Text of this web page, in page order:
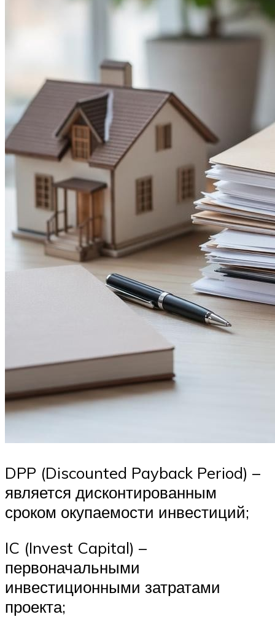
DPP (Discounted Payback Period) –
является дисконтированным
сроком окупаемости инвестиций;
IC (Invest Capital) –
первоначальными
инвестиционными затратами
проекта;